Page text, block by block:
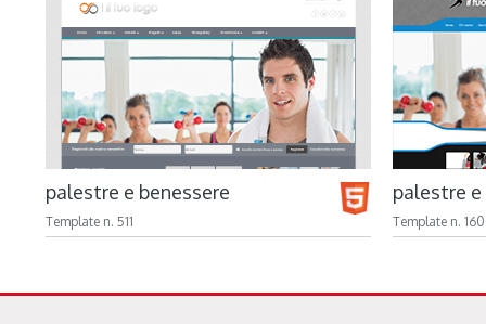
palestre e benessere
Template n. 511
palestre e
Template n. 160